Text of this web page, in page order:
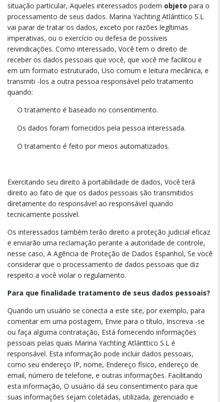
situação particular, Aqueles interessados podem objeto para o
processamento de seus dados. Marina Yachting Atlánttico S.L
vai parar de tratar os dados, exceto por razões legítimas
imperativas, ou o exercício ou defesa de possíveis
reivindicações. Como interessado, Você tem o direito de
receber os dados pessoais que você, que você me facilitou e
em um formato estruturado, Uso comum e leitura mecânica, e
transmiti -los a outra pessoa responsável pelo tratamento
quando:
O tratamento é baseado no consentimento.
Os dados foram fornecidos pela pessoa interessada.
O tratamento é feito por meios automatizados.
Exercitando seu direito à portabilidade de dados, Você terá
direito ao fato de que os dados pessoais são transmitidos
diretamente do responsável ao responsável quando
tecnicamente possível.
Os interessados também terão direito a proteção judicial eficaz
e enviarão uma reclamação perante a autoridade de controle,
nesse caso, A Agência de Proteção de Dados Espanhol, Se você
considerar que o processamento de dados pessoais que diz
respeito a você violar o regulamento.
Para que finalidade tratamento de seus dados pessoais?
Quando um usuário se conecta a este site, por exemplo, para
comentar em uma postagem, Envie para o título, Inscreva -se
ou faça alguma contratação, Está fornecendo informações
pessoais pelas quais Marina Yachting Atlánttico S.L é
responsável. Esta informação pode incluir dados pessoais,
como seu endereço IP, nome, Endereço físico, endereço de
email, número de telefone, e outras informações. Facilitando
esta informação, O usuário dá seu consentimento para que
suas informações sejam coletadas, utilizada, gerenciado e